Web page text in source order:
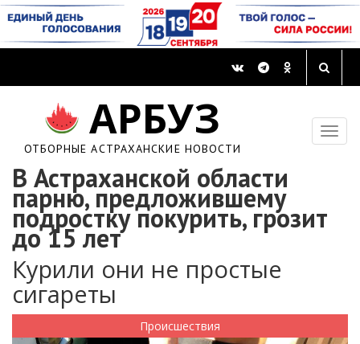
АРБУЗ
ОТБОРНЫЕ АСТРАХАНСКИЕ НОВОСТИ
В Астраханской области
парню, предложившему
подростку покурить, грозит
до 15 лет
Курили они не простые
сигареты
Происшествия